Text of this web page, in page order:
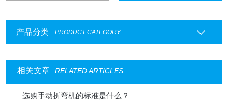
产品分类 PRODUCT CATEGORY
相关文章 RELATED ARTICLES
选购手动折弯机的标准是什么？